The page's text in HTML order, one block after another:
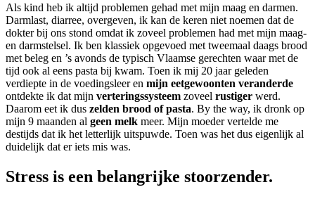
Als kind heb ik altijd problemen gehad met mijn maag en darmen.
Darmlast, diarree, overgeven, ik kan de keren niet noemen dat de
dokter bij ons stond omdat ik zoveel problemen had met mijn maag-
en darmstelsel. Ik ben klassiek opgevoed met tweemaal daags brood
met beleg en ’s avonds de typisch Vlaamse gerechten waar met de
tijd ook al eens pasta bij kwam. Toen ik mij 20 jaar geleden
verdiepte in de voedingsleer en mijn eetgewoonten veranderde
ontdekte ik dat mijn verteringssysteem zoveel rustiger werd.
Daarom eet ik dus zelden brood of pasta. By the way, ik dronk op
mijn 9 maanden al geen melk meer. Mijn moeder vertelde me
destijds dat ik het letterlijk uitspuwde. Toen was het dus eigenlijk al
duidelijk dat er iets mis was.
Stress is een belangrijke stoorzender.